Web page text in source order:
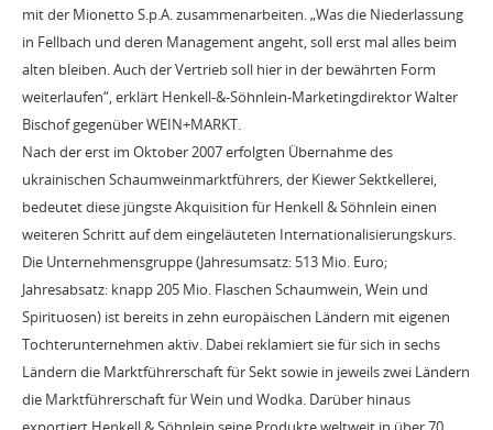
mit der Mionetto S.p.A. zusammenarbeiten. „Was die Niederlassung
in Fellbach und deren Management angeht, soll erst mal alles beim
alten bleiben. Auch der Vertrieb soll hier in der bewährten Form
weiterlaufen“, erklärt Henkell-&-Söhnlein-Marketingdirektor Walter
Bischof gegenüber WEIN+MARKT.
Nach der erst im Oktober 2007 erfolgten Übernahme des
ukrainischen Schaumweinmarktführers, der Kiewer Sektkellerei,
bedeutet diese jüngste Akquisition für Henkell & Söhnlein einen
weiteren Schritt auf dem eingeläuteten Internationalisierungskurs.
Die Unternehmensgruppe (Jahresumsatz: 513 Mio. Euro;
Jahresabsatz: knapp 205 Mio. Flaschen Schaumwein, Wein und
Spirituosen) ist bereits in zehn europäischen Ländern mit eigenen
Tochterunternehmen aktiv. Dabei reklamiert sie für sich in sechs
Ländern die Marktführerschaft für Sekt sowie in jeweils zwei Ländern
die Marktführerschaft für Wein und Wodka. Darüber hinaus